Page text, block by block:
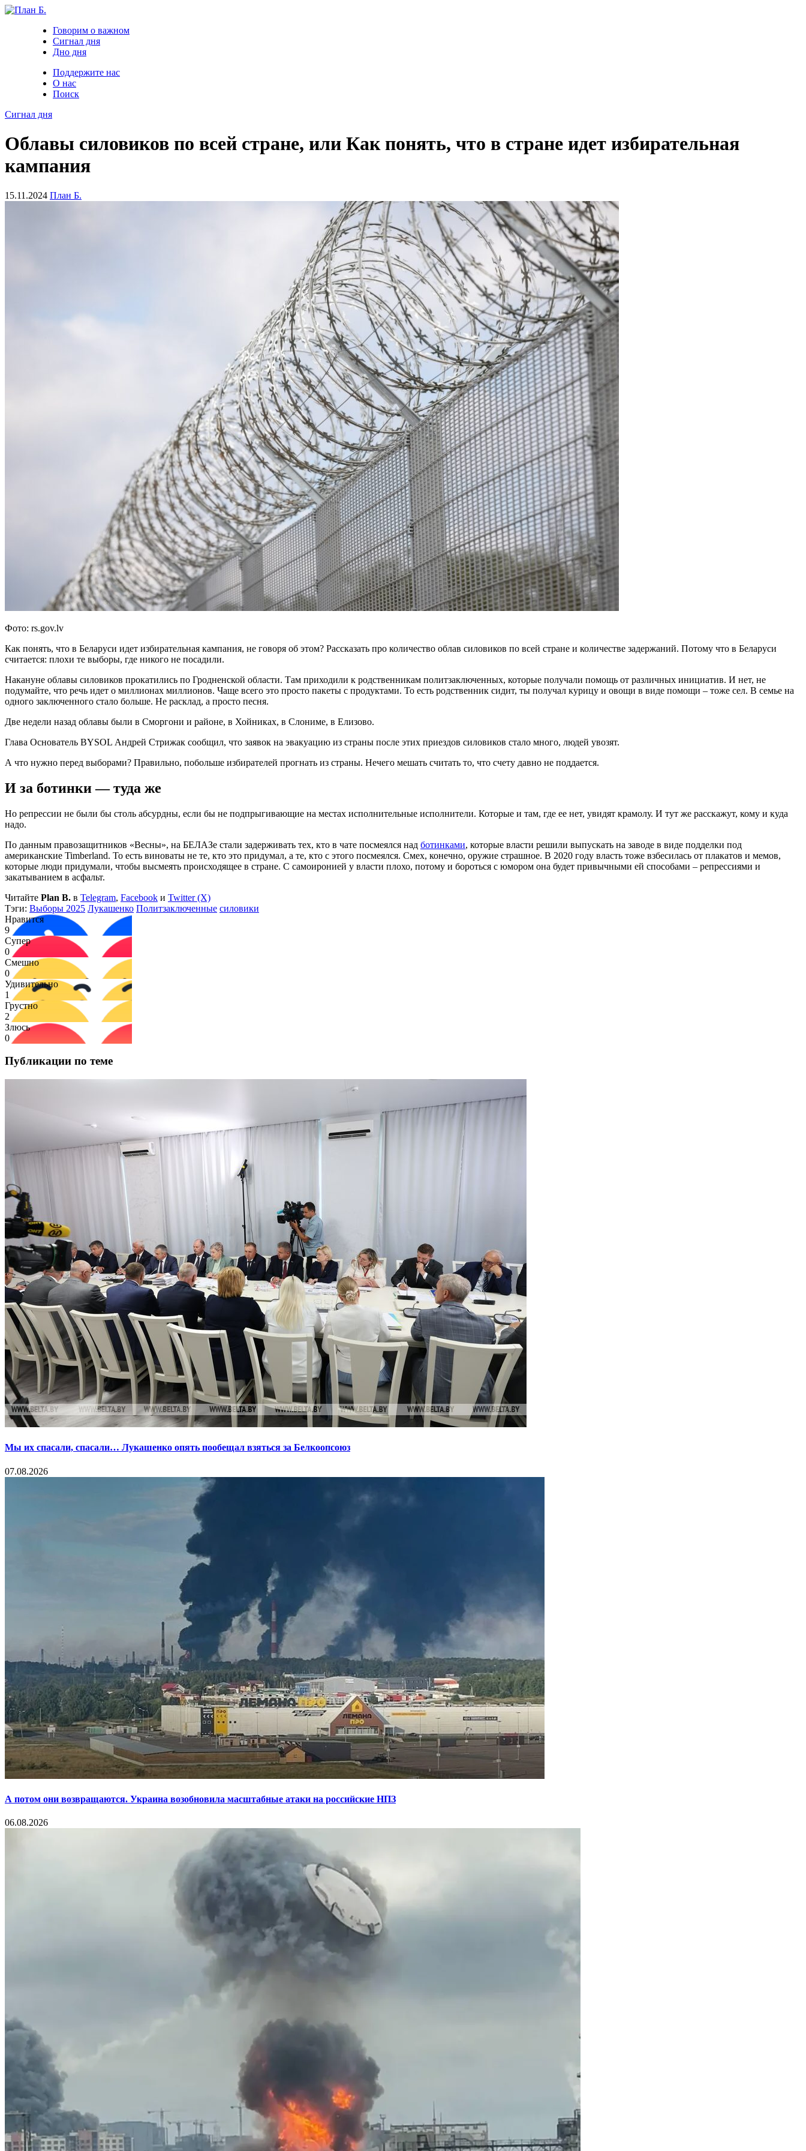
Говорим о важном
Сигнал дня
Дно дня
Поддержите нас
О нас
Поиск
Сигнал дня
Облавы силовиков по всей стране, или Как понять, что в стране идет избирательная
кампания
15.11.2024 План Б.
Фото: rs.gov.lv
Как понять, что в Беларуси идет избирательная кампания, не говоря об этом? Рассказать про количество облав силовиков по всей стране и количестве задержаний. Потому что в Беларуси
считается: плохи те выборы, где никого не посадили.
Накануне облавы силовиков прокатились по Гродненской области. Там приходили к родственникам политзаключенных, которые получали помощь от различных инициатив. И нет, не
подумайте, что речь идет о миллионах миллионов. Чаще всего это просто пакеты с продуктами. То есть родственник сидит, ты получал курицу и овощи в виде помощи – тоже сел. В семье на
одного заключенного стало больше. Не расклад, а просто песня.
Две недели назад облавы были в Сморгони и районе, в Хойниках, в Слониме, в Елизово.
Глава Основатель BYSOL Андрей Стрижак сообщил, что заявок на эвакуацию из страны после этих приездов силовиков стало много, людей увозят.
А что нужно перед выборами? Правильно, побольше избирателей прогнать из страны. Нечего мешать считать то, что счету давно не поддается.
И за ботинки — туда же
Но репрессии не были бы столь абсурдны, если бы не подпрыгивающие на местах исполнительные исполнители. Которые и там, где ее нет, увидят крамолу. И тут же расскажут, кому и куда
надо.
По данным правозащитников «Весны», на БЕЛАЗе стали задерживать тех, кто в чате посмеялся над ботинками, которые власти решили выпускать на заводе в виде подделки под
американские Timberland. То есть виноваты не те, кто это придумал, а те, кто с этого посмеялся. Смех, конечно, оружие страшное. В 2020 году власть тоже взбесилась от плакатов и мемов,
которые люди придумали, чтобы высмеять происходящее в стране. С самоиронией у власти плохо, потому и бороться с юмором она будет привычными ей способами – репрессиями и
закатыванием в асфальт.
Читайте Plan B. в Telegram, Facebook и Twitter (X)
Тэги: Выборы 2025 Лукашенко Политзаключенные силовики
Нравится
9
Супер
0
Смешно
0
Удивительно
1
Грустно
2
Злюсь
0
Публикации по теме
Мы их спасали, спасали… Лукашенко опять пообещал взяться за Белкоопсоюз
07.08.2026
А потом они возвращаются. Украина возобновила масштабные атаки на российские НПЗ
06.08.2026